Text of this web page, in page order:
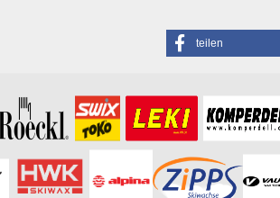
teilen
Sie bitte dieHomepagezu diesem Artikel.